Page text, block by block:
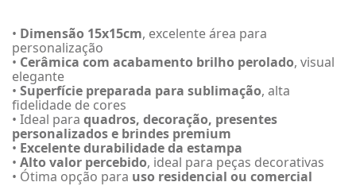
• Dimensão 15x15cm, excelente área para
personalização
• Cerâmica com acabamento brilho perolado, visual
elegante
• Superfície preparada para sublimação, alta
fidelidade de cores
• Ideal para quadros, decoração, presentes
personalizados e brindes premium
• Excelente durabilidade da estampa
• Alto valor percebido, ideal para peças decorativas
• Ótima opção para uso residencial ou comercial